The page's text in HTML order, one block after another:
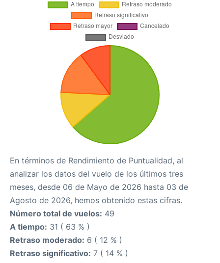
En términos de Rendimiento de Puntualidad, al
analizar los datos del vuelo de los últimos tres
meses, desde 06 de Mayo de 2026 hasta 03 de
Agosto de 2026, hemos obtenido estas cifras.
Número total de vuelos: 49
A tiempo: 31 ( 63 % )
Retraso moderado: 6 ( 12 % )
Retraso significativo: 7 ( 14 % )